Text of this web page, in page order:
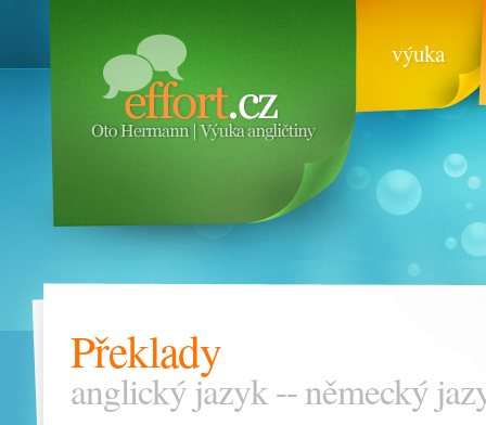
výuka
Překlady
anglický jazyk -- německý